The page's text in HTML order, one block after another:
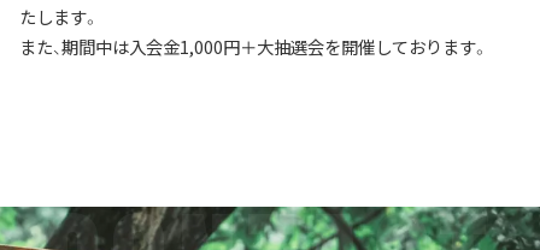
たします。
また、期間中は入会金1,000円＋大抽選会を開催しております。